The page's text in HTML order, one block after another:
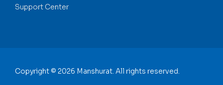
Support Center
Copyright © 2026 Manshurat. All rights reserved.